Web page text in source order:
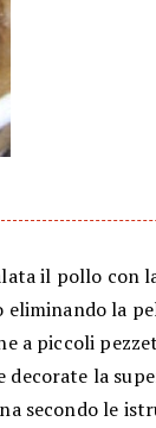
il pollo con
la
a piccoli
decorate la
secondo le